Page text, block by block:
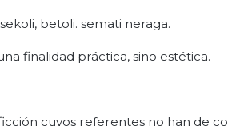
betoli. semati neraga.
finalidad práctica, sino estética.
cuyos referentes no han de